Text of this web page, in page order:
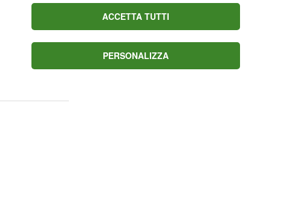
saluterà tutte
moltissimo
Luis alle sue
dal tema
ACCETTA TUTTI
PERSONALIZZA